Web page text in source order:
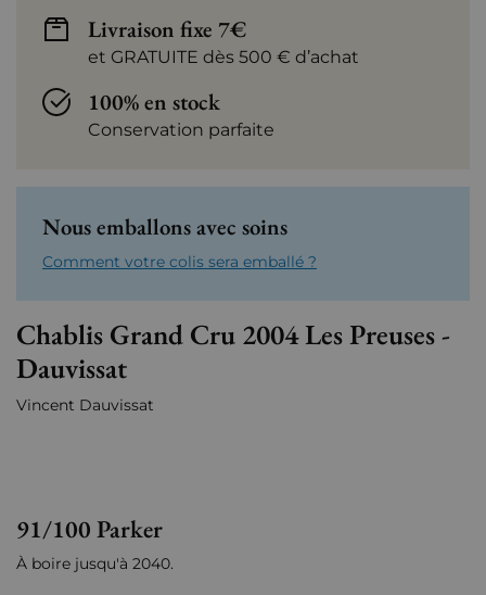
Livraison fixe 7€
et GRATUITE dès 500 € d’achat
100% en stock
Conservation parfaite
Nous emballons avec soins
Comment votre colis sera emballé ?
Chablis Grand Cru 2004 Les Preuses -
Dauvissat
Vincent Dauvissat
91/100 Parker
À boire jusqu'à 2040.